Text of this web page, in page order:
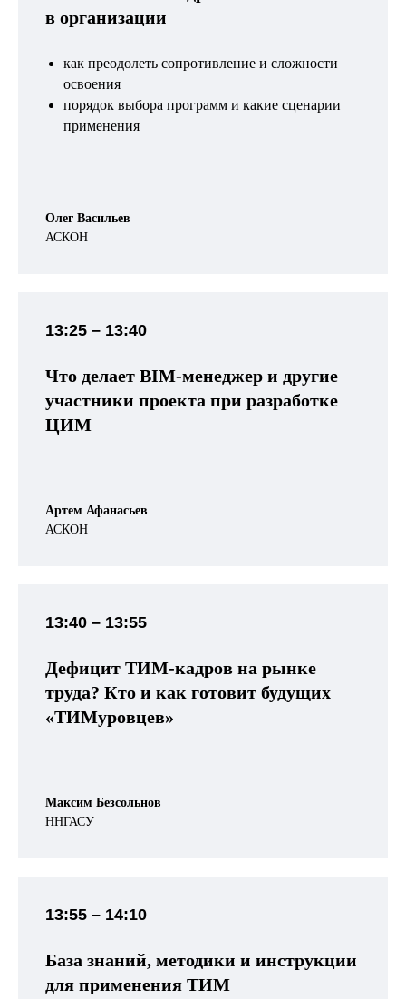
в организации
как преодолеть сопротивление и сложности
освоения
порядок выбора программ и какие сценарии
применения
Олег Васильев
АСКОН
13:25 – 13:40
Что делает BIM-менеджер и другие
участники проекта при разработке
ЦИМ
Артем Афанасьев
АСКОН
13:40 – 13:55
Дефицит ТИМ-кадров на рынке
труда? Кто и как готовит будущих
«ТИМуровцев»
Максим Безсольнов
ННГАСУ
13:55 – 14:10
База знаний, методики и инструкции
для применения ТИМ